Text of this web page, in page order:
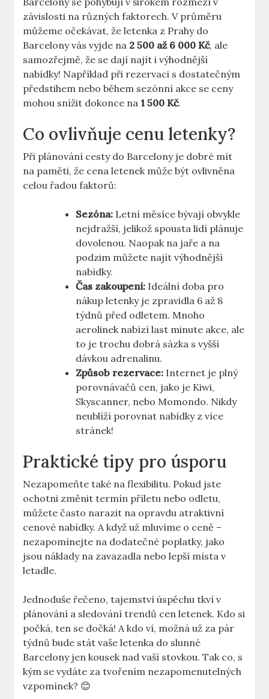
závislosti na různých faktorech. V průměru
můžeme očekávat, že letenka z Prahy do
Barcelony vás vyjde na 2 500 až 6 000 Kč, ale
samozřejmě, že se dají najít i výhodnější
nabídky! Například při rezervaci s dostatečným
předstihem nebo během sezónní akce se ceny
mohou snížit dokonce na 1 500 Kč.
Co ovlivňuje cenu letenky?
Při plánování cesty do Barcelony je dobré mít
na paměti, že cena letenek může být ovlivněna
celou řadou faktorů:
Sezóna: Letní měsíce bývají obvykle
nejdražší, jelikož spousta lidí plánuje
dovolenou. Naopak na jaře a na
podzim můžete najít výhodnější
nabídky.
Čas zakoupení: Ideální doba pro
nákup letenky je zpravidla 6 až 8
týdnů před odletem. Mnoho
aerolinek nabízí last minute akce, ale
to je trochu dobrá sázka s vyšší
dávkou adrenalinu.
Způsob rezervace: Internet je plný
porovnávačů cen, jako je Kiwi,
Skyscanner, nebo Momondo. Nikdy
neublíží porovnat nabídky z více
stránek!
Praktické tipy pro úsporu
Nezapomeňte také na flexibilitu. Pokud jste
ochotni změnit termín příletu nebo odletu,
můžete často narazit na opravdu atraktivní
cenové nabídky. A když už mluvíme o ceně –
nezapomínejte na dodatečné poplatky, jako
jsou náklady na zavazadla nebo lepší místa v
letadle.
Jednoduše řečeno, tajemství úspěchu tkví v
plánování a sledování trendů cen letenek. Kdo si
počká, ten se dočká! A kdo ví, možná už za pár
týdnů bude stát vaše letenka do slunné
Barcelony jen kousek nad vaší stovkou. Tak co, s
kým se vydáte za tvořením nezapomenutelných
vzpomínek? 😊